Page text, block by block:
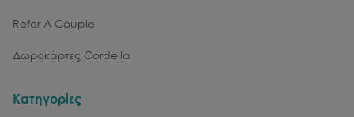
Refer A Couple
Δωροκάρτες Cordella
Κατηγορίες